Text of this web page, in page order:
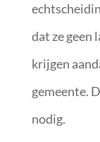
dat ze geen
krijgen
gemeente.
nodig.